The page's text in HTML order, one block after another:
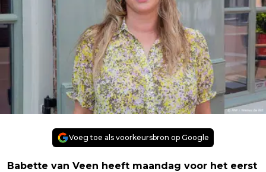
Voeg toe als voorkeursbron op Google
Babette van Veen heeft maandag voor het eerst